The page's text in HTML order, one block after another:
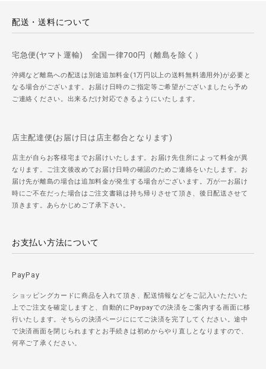
配送・送料について
宅急便(ヤマト運輸) 全国一律700円（離島を除く）
沖縄など離島への配送は別途追加料金(1万円以上の送料無料適用外)が必要と
なる場合がございます。お届け日時のご指定等ご希望がございましたら予め
ご連絡ください。出来るだけ対応できるようにいたします。
店主配達便(お届け日は店主都合となります)
店主が自らお客様宅までお届けいたします。お届け先住所によって料金が異
なります。ご注文後改めてお届け日時の確認のためご連絡をいたします。お
届け先が離島の場合は追加料金が発生する場合がございます。万が一お届け
時にご不在だった場合はご注文書籍は持ち帰りさせて頂き、後日配送させて
頂きます。あらかじめご了承下さい。
お支払い方法について
PayPay
ショッピングカードに商品を入れて頂き、配送情報などをご記入いただいた
上でご注文を確定しますと、自動的にPaypayでの決済をご案内する画面に移
行いたします。そちらの決済ページににてご決済を完了してください。途中
で決済画面を閉じられますとお手続きは初めからやり直しとなりますので、
何卒ご了承ください。